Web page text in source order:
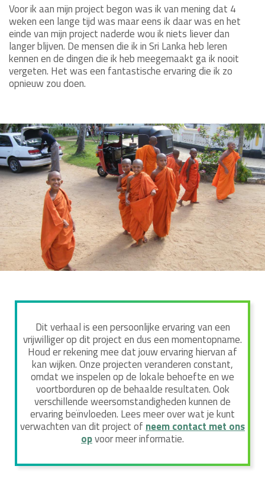
Voor ik aan mijn project begon was ik van mening dat 4
weken een lange tijd was maar eens ik daar was en het
einde van mijn project naderde wou ik niets liever dan
langer blijven. De mensen die ik in Sri Lanka heb leren
kennen en de dingen die ik heb meegemaakt ga ik nooit
vergeten. Het was een fantastische ervaring die ik zo
opnieuw zou doen.
Dit verhaal is een persoonlijke ervaring van een
vrijwilliger op dit project en dus een momentopname.
Houd er rekening mee dat jouw ervaring hiervan af
kan wijken. Onze projecten veranderen constant,
omdat we inspelen op de lokale behoefte en we
voortborduren op de behaalde resultaten. Ook
verschillende weersomstandigheden kunnen de
ervaring beïnvloeden. Lees meer over wat je kunt
verwachten van dit project of neem contact met ons
opvoor meer informatie.